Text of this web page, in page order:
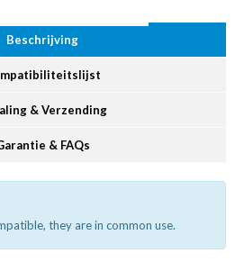
Beschrijving
& Verzending
& FAQs
they are in common use.